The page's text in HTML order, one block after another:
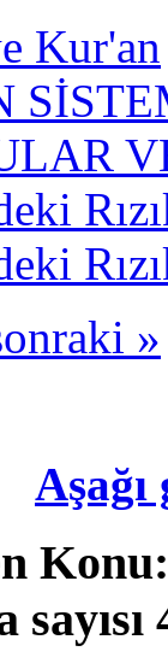
Kur'an
»
Aşağı